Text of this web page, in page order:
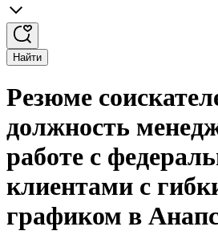
Найти
Резюме
должность
работе с
клиентами с
графиком в